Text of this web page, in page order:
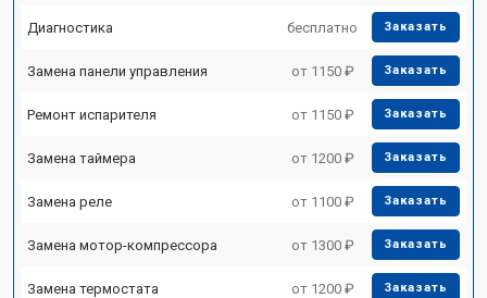
Диагностика бесплатно Заказать
Замена панели управления от 1150 ₽ Заказать
Ремонт испарителя от 1150 ₽ Заказать
Замена таймера от 1200 ₽ Заказать
Замена реле от 1100 ₽ Заказать
Замена мотор-компрессора от 1300 ₽ Заказать
Замена термостата от 1200 ₽ Заказать